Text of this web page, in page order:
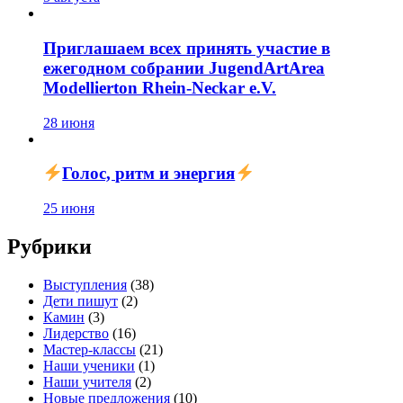
Приглашаем всех принять участие в
ежегодном собрании JugendArtArea
Modellierton Rhein-Neckar e.V.
28 июня
Голос, ритм и энергия
25 июня
Рубрики
Выступления (38)
Дети пишут (2)
Камин (3)
Лидерство (16)
Мастер-классы (21)
Наши ученики (1)
Наши учителя (2)
Новые предложения (10)